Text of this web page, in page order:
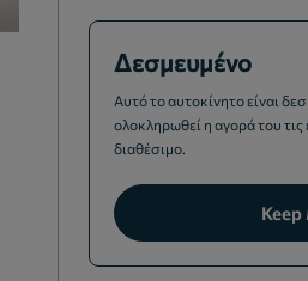
Δεσμευμένο
Αυτό το αυτοκίνητο είναι
ολοκληρωθεί η αγορά του τις
διαθέσιμο.
Keep